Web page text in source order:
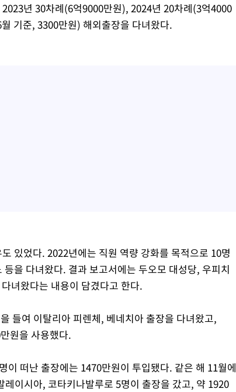
년 30차례(6억9000만원), 2024년 20차례(3억4000
기준, 3300만원) 해외출장을 다녀왔다.
있었다. 2022년에는 직원 역량 강화를 목적으로 10명
을 다녀왔다. 결과 보고서에는 두오모 대성당, 우피치
녀왔다는 내용이 담겼다고 한다.
들여 이탈리아 피렌체, 베네치아 출장을 다녀왔고,
원을 사용했다.
이 떠난 출장에는 1470만원이 투입됐다. 같은 해 11월에
이시아, 코타키나발루로 5명이 출장을 갔고, 약 1920